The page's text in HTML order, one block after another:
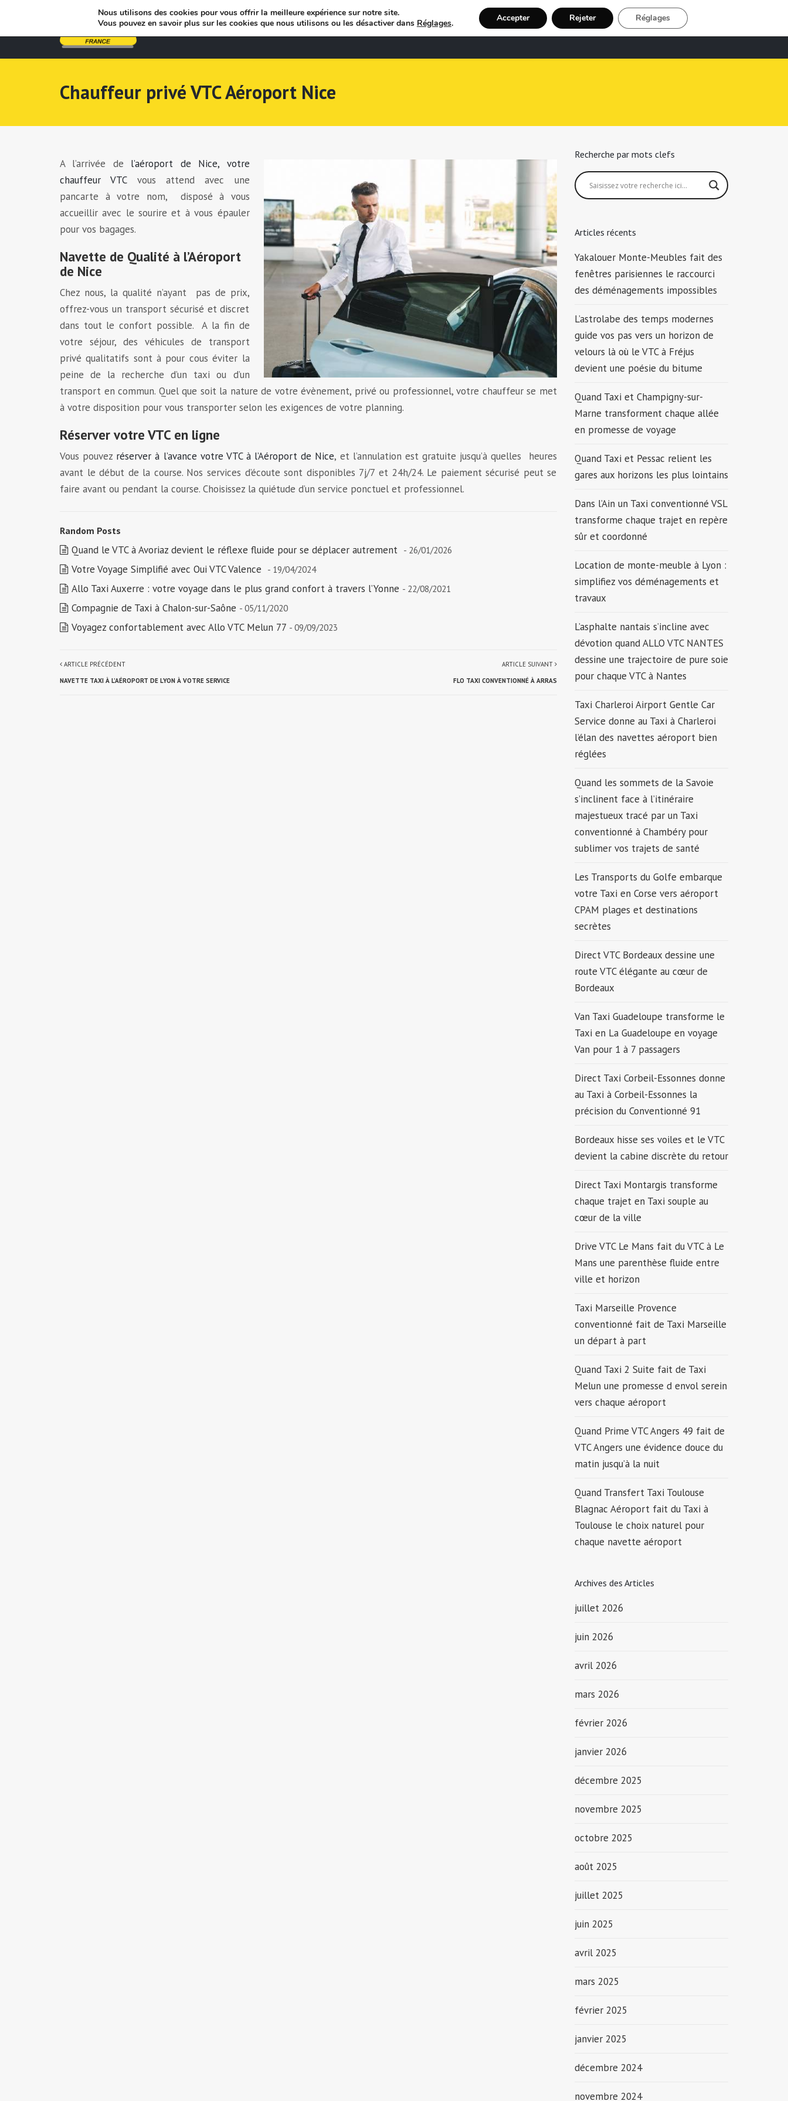
Bienvenue Recherche Chauffeur Taxi Inscription
Chauffeur privé VTC Aéroport Nice
A l’arrivée de l’aéroport de Nice, votre
chauffeur VTCvous attend avec une
pancarte à votre nom, disposé à vous
accueillir avec le sourire et à vous épauler
pour vos bagages.
Navette de Qualité à l’Aéroport
de Nice
Chez nous, la qualité n’ayant pas de prix,
offrez-vous un transport sécurisé et discret
dans tout le confort possible. A la fin de
votre séjour, des véhicules de transport
privé qualitatifs sont à pour cous éviter la
peine de la recherche d’un taxi ou d’un
transport en commun. Quel que soit la nature de votre évènement, privé ou professionnel, votre chauffeur se met
à votre disposition pour vous transporter selon les exigences de votre planning.
Réserver votre VTC en ligne
Vous pouvez réserver à l’avance votre VTC à l’Aéroport de Nice, et l’annulation est gratuite jusqu’à quelles heures
avant le début de la course. Nos services d’écoute sont disponibles 7j/7 et 24h/24. Le paiement sécurisé peut se
faire avant ou pendant la course. Choisissez la quiétude d’un service ponctuel et professionnel.
Random Posts
Quand le VTC à Avoriaz devient le réflexe fluide pour se déplacer autrement - 26/01/2026
Votre Voyage Simplifié avec Oui VTC Valence - 19/04/2024
Allo Taxi Auxerre : votre voyage dans le plus grand confort à travers l’Yonne - 22/08/2021
Compagnie de Taxi à Chalon-sur-Saône - 05/11/2020
Voyagez confortablement avec Allo VTC Melun 77 - 09/09/2023
ARTICLE PRÉCÉDENT
NAVETTE TAXI À L’AÉROPORT DE LYON À VOTRE SERVICE
ARTICLE SUIVANT
FLO TAXI CONVENTIONNÉ À ARRAS
Recherche par mots clefs
Articles récents
Yakalouer Monte-Meubles fait des
fenêtres parisiennes le raccourci
des déménagements impossibles
L’astrolabe des temps modernes
guide vos pas vers un horizon de
velours là où le VTC à Fréjus
devient une poésie du bitume
Quand Taxi et Champigny-sur-
Marne transforment chaque allée
en promesse de voyage
Quand Taxi et Pessac relient les
gares aux horizons les plus lointains
Dans l’Ain un Taxi conventionné VSL
transforme chaque trajet en repère
sûr et coordonné
Location de monte-meuble à Lyon :
simplifiez vos déménagements et
travaux
L’asphalte nantais s’incline avec
dévotion quand ALLO VTC NANTES
dessine une trajectoire de pure soie
pour chaque VTC à Nantes
Taxi Charleroi Airport Gentle Car
Service donne au Taxi à Charleroi
l’élan des navettes aéroport bien
réglées
Quand les sommets de la Savoie
s’inclinent face à l’itinéraire
majestueux tracé par un Taxi
conventionné à Chambéry pour
sublimer vos trajets de santé
Les Transports du Golfe embarque
votre Taxi en Corse vers aéroport
CPAM plages et destinations
secrètes
Direct VTC Bordeaux dessine une
route VTC élégante au cœur de
Bordeaux
Van Taxi Guadeloupe transforme le
Taxi en La Guadeloupe en voyage
Van pour 1 à 7 passagers
Direct Taxi Corbeil-Essonnes donne
au Taxi à Corbeil-Essonnes la
précision du Conventionné 91
Bordeaux hisse ses voiles et le VTC
devient la cabine discrète du retour
Direct Taxi Montargis transforme
chaque trajet en Taxi souple au
cœur de la ville
Drive VTC Le Mans fait du VTC à Le
Mans une parenthèse fluide entre
ville et horizon
Taxi Marseille Provence
conventionné fait de Taxi Marseille
un départ à part
Quand Taxi 2 Suite fait de Taxi
Melun une promesse d envol serein
vers chaque aéroport
Quand Prime VTC Angers 49 fait de
VTC Angers une évidence douce du
matin jusqu’à la nuit
Quand Transfert Taxi Toulouse
Blagnac Aéroport fait du Taxi à
Toulouse le choix naturel pour
chaque navette aéroport
Archives des Articles
juillet 2026
juin 2026
avril 2026
mars 2026
février 2026
janvier 2026
décembre 2025
novembre 2025
octobre 2025
août 2025
juillet 2025
juin 2025
avril 2025
mars 2025
février 2025
janvier 2025
décembre 2024
novembre 2024
Nous utilisons des cookies pour vous offrir la meilleure expérience sur notre site.
Vous pouvez en savoir plus sur les cookies que nous utilisons ou les désactiver dans Réglages. Accepter Rejeter Réglages